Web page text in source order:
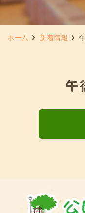
ホーム 新着情報
午